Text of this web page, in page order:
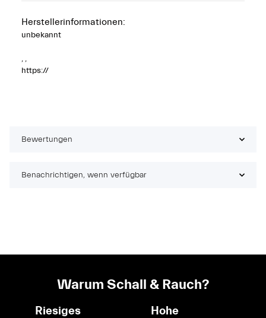
Herstellerinformationen:
unbekannt
, ,
https://
Bewertungen
Benachrichtigen, wenn verfügbar
Warum Schall & Rauch?
Riesiges
Hohe